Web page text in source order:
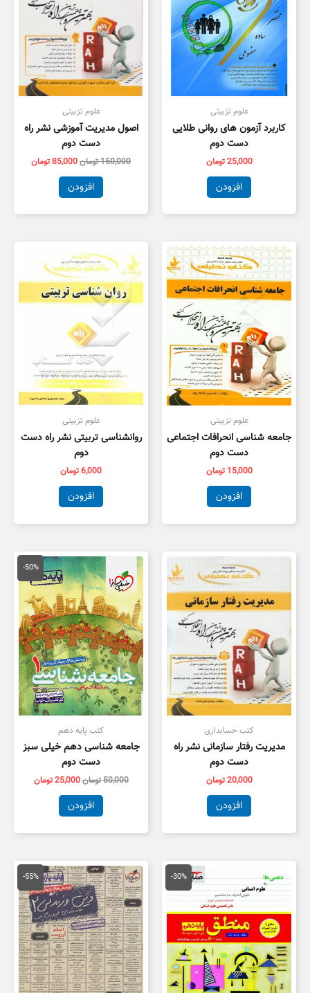
علوم تزبیتی
کاربرد آزمون های روانی طلایی
دست دوم
25,000تومان
افزودن
علوم تزبیتی
اصول مدیریت آموزشی نشر راه
دست دوم
150,000تومان85,000تومان
افزودن
علوم تزبیتی
جامعه شناسی انحرافات اجتماعی
دست دوم
15,000 تومان
افزودن
علوم تزبیتی
روانشناسی تربیتی نشر راه دست
دوم
6,000تومان
افزودن
کتب حسابداری
مدیریت رفتار سازمانی نشر راه
دست دوم
20,000تومان
افزودن
-50%
کتب پایه دهم
جامعه شناسی دهم خیلی سبز
دست دوم
50,000تومان
قیمت
اصلی
50,000 تومان
بود.
25,000تومان
قیمت
فعلی
است.
افزودن
-30%
20,000 تومان
بود.
قیمت
فعلی
14,000 تومان
-55%
قیمت
اصلی
55,000 تومان
بود.
قیمت
فعلی
است.